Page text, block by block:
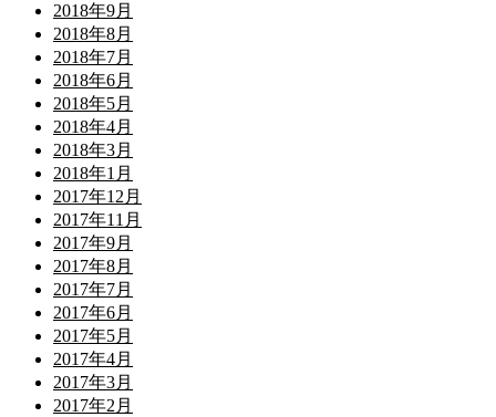
2018年9月
2018年8月
2018年7月
2018年6月
2018年5月
2018年4月
2018年3月
2018年1月
2017年12月
2017年11月
2017年9月
2017年8月
2017年7月
2017年6月
2017年5月
2017年4月
2017年3月
2017年2月